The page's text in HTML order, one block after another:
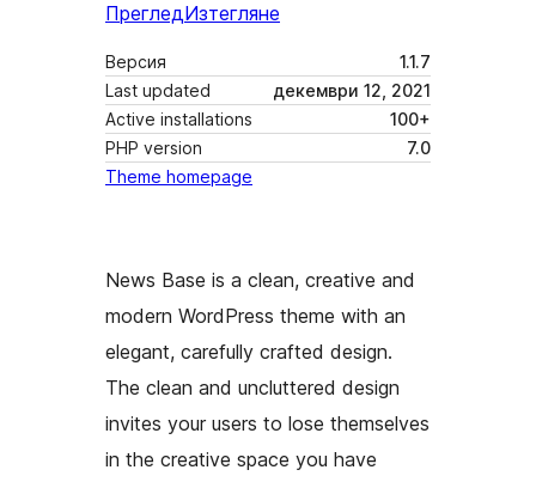
ПрегледИзтегляне
Версия
1.1.7
Last updated
декември 12, 2021
Active installations
100+
PHP version
7.0
Theme homepage
News Base is a clean, creative and
modern WordPress theme with an
elegant, carefully crafted design.
The clean and uncluttered design
invites your users to lose themselves
in the creative space you have